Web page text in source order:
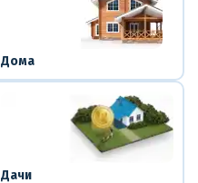
Дома
Дачи